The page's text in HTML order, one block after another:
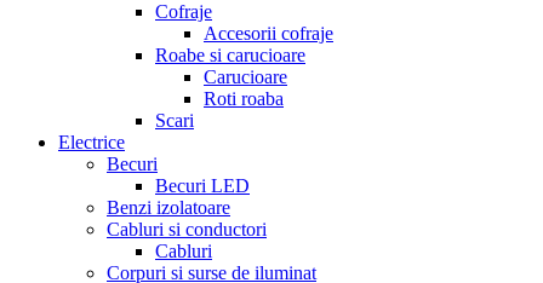
Cofraje
Accesorii cofraje
Roabe si carucioare
Carucioare
Roti roaba
Scari
Electrice
Becuri
Becuri LED
Benzi izolatoare
Cabluri si conductori
Cabluri
Corpuri si surse de iluminat